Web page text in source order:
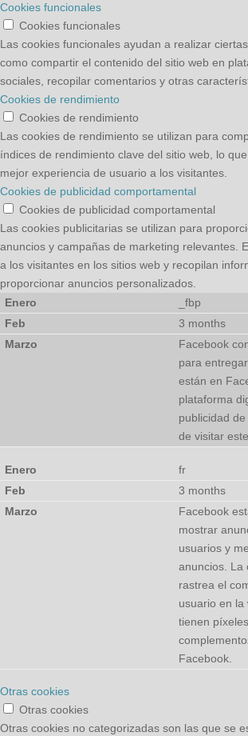
Cookies funcionales
Cookies funcionales
Las cookies funcionales ayudan a realizar
como compartir el contenido del sitio web en
sociales, recopilar comentarios y otras
Cookies de rendimiento
Cookies de rendimiento
Las cookies de rendimiento se utilizan para
índices de rendimiento clave del sitio web, lo
mejor experiencia de usuario a los visitantes.
Cookies de publicidad comportamental
Cookies de publicidad comportamental
Las cookies publicitarias se utilizan para
anuncios y campañas de marketing relevantes.
a los visitantes en los sitios web y recopilan
proporcionar anuncios personalizados.
_fbp
3 months
Facebook
para
están en
plataforma
publicidad
de visitar
fr
3 months
Facebook
mostrar
usuarios y
anuncios. La
rastrea el
usuario en la
tienen
Facebook.
Otras cookies
Otras cookies
Otras cookies no categorizadas son las que se